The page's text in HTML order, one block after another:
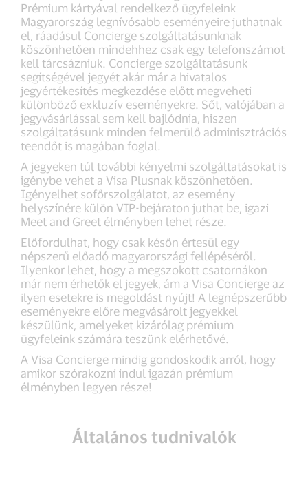
Prémium kártyával rendelkező ügyfeleink
Magyarország legnívósabb eseményeire juthatnak
el, ráadásul Concierge szolgáltatásunknak
köszönhetően mindehhez csak egy telefonszámot
kell tárcsázniuk. Concierge szolgáltatásunk
segítségével jegyét akár már a hivatalos
jegyértékesítés megkezdése előtt megveheti
különböző exkluzív eseményekre. Sőt, valójában a
jegyvásárlással sem kell bajlódnia, hiszen
szolgáltatásunk minden felmerülő adminisztrációs
teendőt is magában foglal.
A jegyeken túl további kényelmi szolgáltatásokat is
igénybe vehet a Visa Plusnak köszönhetően.
Igényelhet sofőrszolgálatot, az esemény
helyszínére külön VIP-bejáraton juthat be, igazi
Meet and Greet élményben lehet része.
Előfordulhat, hogy csak későn értesül egy
népszerű előadó magyarországi fellépéséről.
Ilyenkor lehet, hogy a megszokott csatornákon
már nem érhetők el jegyek, ám a Visa Concierge az
ilyen esetekre is megoldást nyújt! A legnépszerűbb
eseményekre előre megvásárolt jegyekkel
készülünk, amelyeket kizárólag prémium
ügyfeleink számára teszünk elérhetővé.
A Visa Concierge mindig gondoskodik arról, hogy
amikor szórakozni indul igazán prémium
élményben legyen része!
Általános tudnivalók